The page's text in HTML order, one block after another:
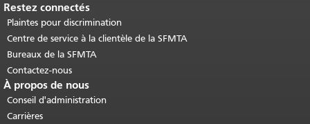
Restez connectés
Plaintes pour discrimination
Centre de service à la clientèle de la SFMTA
Bureaux de la SFMTA
Contactez-nous
À propos de nous
Conseil d'administration
Carrières